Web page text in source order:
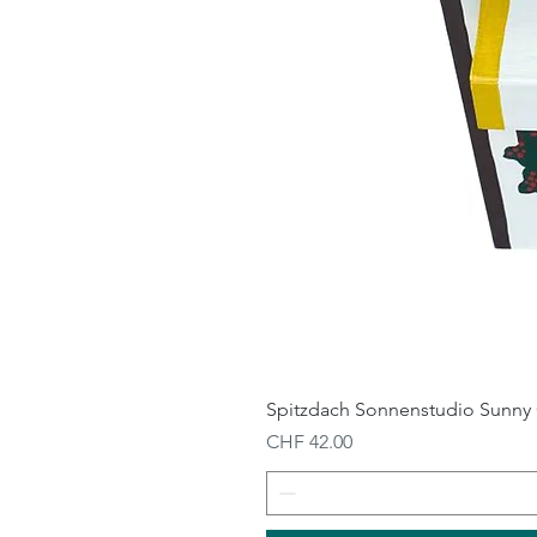
Spitzdach Sonnenstudio Sunny
Preis
CHF 42.00